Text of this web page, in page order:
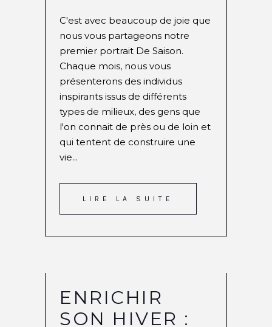
C'est avec beaucoup de joie que
nous vous partageons notre
premier portrait De Saison.
Chaque mois, nous vous
présenterons des individus
inspirants issus de différents
types de milieux, des gens que
l'on connait de près ou de loin et
qui tentent de construire une
vie...
LIRE LA SUITE
ENRICHIR
SON HIVER :